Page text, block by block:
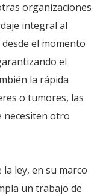
organizaciones
integral al
el momento
el
la rápida
o tumores, las
necesiten otro
ley, en su marco
un trabajo de